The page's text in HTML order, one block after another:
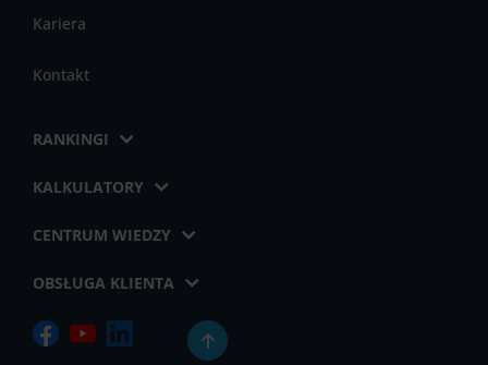
Kariera
Kontakt
RANKINGI
KALKULATORY
CENTRUM WIEDZY
OBSŁUGA KLIENTA